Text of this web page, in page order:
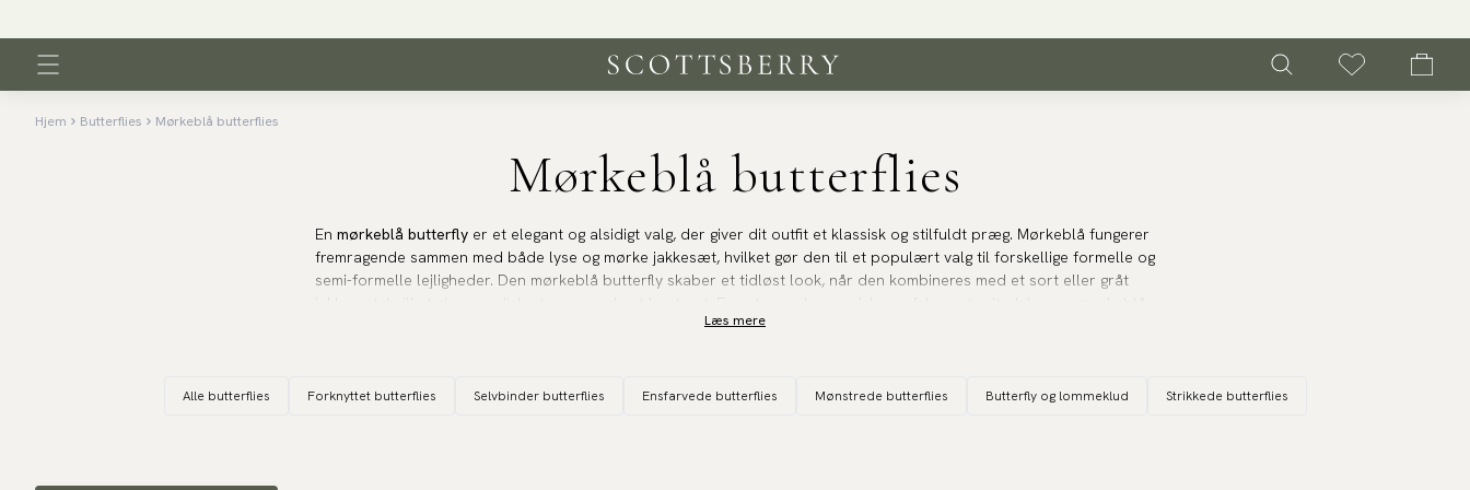
Hjem Butterflies Mørkeblå butterflies
Mørkeblå butterflies
En mørkeblå butterfly er et elegant og alsidigt valg, der giver dit outfit et klassisk og stilfuldt præg. Mørkeblå fungerer
fremragende sammen med både lyse og mørke jakkesæt, hvilket gør den til et populært valg til forskellige formelle og
semi-formelle lejligheder. Den mørkeblå butterfly skaber et tidløst look, når den kombineres med et sort eller gråt
butterfly også kombineres med lysere jakkesæt i beige eller lysegrå.
sommerbryllupper eller cocktailfester. Den marineblå nuance skaber et elegant, men afslappet udtryk og passer
Læs mere
Alle butterflies Forknyttet butterflies Selvbinder butterflies Ensfarvede butterflies Mønstrede butterflies Butterfly og lommeklud Strikkede butterflies